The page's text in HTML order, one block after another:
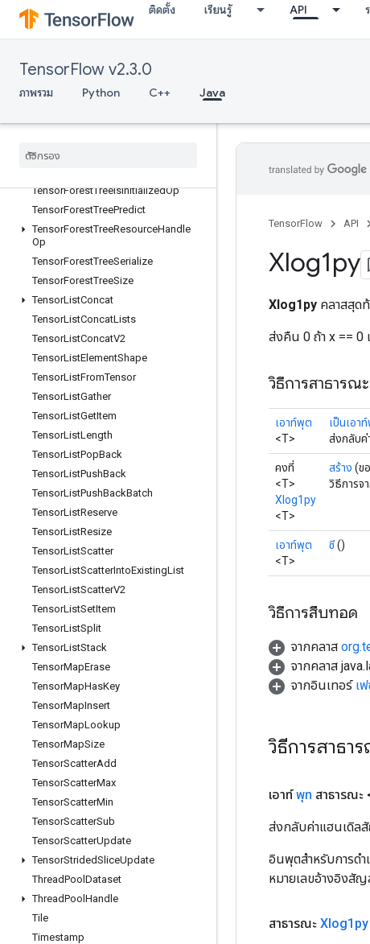
ติดตั้ง เรียนรู้ API
TensorFlow v2.3.0
ภาพรวม Python C++ Java
TensorArrayPack
TensorArrayRead
TensorArraySize
TensorArraySplit
Tensor
TensorForestTreeIsInitializedOp
TensorForestTreePredict
TensorForestTreeResourceHandle
Op
TensorForestTreeSerialize
TensorForestTreeSize
TensorListConcat
TensorListConcatLists
TensorListConcatV2
TensorListElementShape
TensorListFromTensor
TensorListGather
TensorListGetItem
TensorListLength
TensorListPopBack
TensorListPushBack
TensorListPushBackBatch
TensorListReserve
TensorListResize
TensorListScatter
TensorListScatterIntoExistingList
TensorListScatterV2
TensorListSetItem
TensorListSplit
TensorListStack
TensorMapErase
TensorMapHasKey
TensorMapInsert
TensorMapLookup
TensorMapSize
TensorScatterAdd
TensorScatterMax
TensorScatterMin
TensorScatterSub
TensorScatterUpdate
TensorStridedSliceUpdate
ThreadPool Dataset
ThreadPool Handle
Tile
Timestamp
TensorFlow API
Xlog1py
Xlog1py คลาสสุด
ส่งคืน 0 ถ้า x == 0
วิธีการสาธารณะ
เอาท์พุต
<T>
เป็นเอา
ส่งกลับค่
คงที่
<T>
Xlog1py
<T>
สร้าง (ข
วิธีการจ
เอาท์พุต
<T>
ซี()
วิธีการสืบทอด
จากคลาส
จากคลาส
จากอินเทอร์ เ
วิธีการสาธา
เอาท์พุท สาธารณะ
ส่งกลับค่าแฮนเดิล
อินพุตสำหรับการดำ
หมายเลขอ้างอิง
สาธารณะ Xlog1py